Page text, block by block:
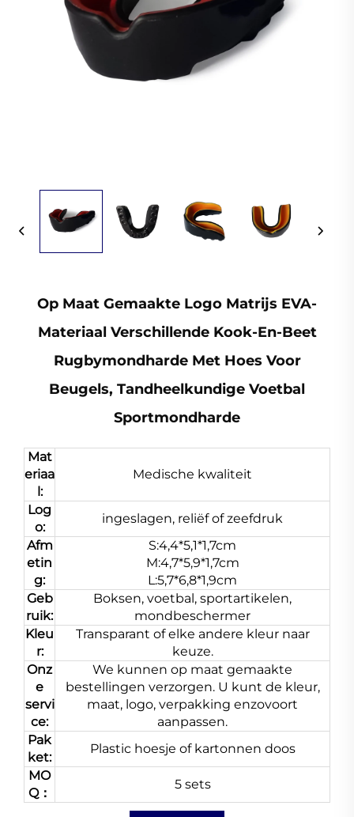
Op Maat Gemaakte Logo Matrijs EVA-
Materiaal Verschillende Kook-En-Beet
Rugbymondharde Met Hoes Voor
Beugels, Tandheelkundige Voetbal
Sportmondharde
Mat
eriaa
l:
Medische kwaliteit
Log
o:
ingeslagen, reliëf of zeefdruk
Afm
etin
g:
S:4,4*5,1*1,7cm
M:4,7*5,9*1,7cm
L:5,7*6,8*1,9cm
Geb
ruik:
Boksen, voetbal, sportartikelen,
mondbeschermer
Kleu
r:
Transparant of elke andere kleur naar
keuze.
Onz
e
servi
ce:
We kunnen op maat gemaakte
bestellingen verzorgen. U kunt de kleur,
maat, logo, verpakking enzovoort
aanpassen.
Pak
ket:
Plastic hoesje of kartonnen doos
MO
Q：
5 sets